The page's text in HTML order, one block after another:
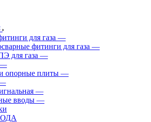
для газа —
фитинги для газа —
для газа —
опорные плиты —
—
вводы —